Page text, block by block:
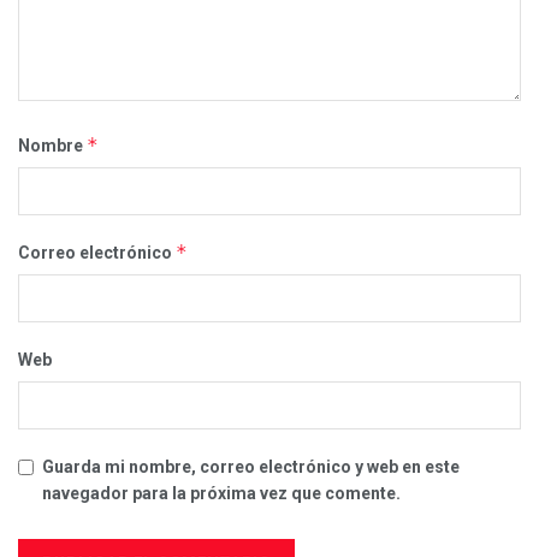
Nombre *
Correo electrónico *
Web
Guarda mi nombre, correo electrónico y web en este
navegador para la próxima vez que comente.